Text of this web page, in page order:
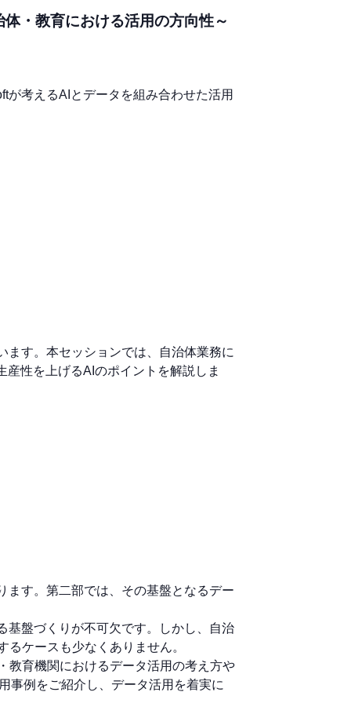
・教育における活用の方向性～
考えるAIとデータを組み合わせた活用
ます。本セッションでは、自治体業務に
性を上げるAIのポイントを解説しま
ます。第二部では、その基盤となるデー
基盤づくりが不可欠です。しかし、自治
ケースも少なくありません。
教育機関におけるデータ活用の考え方や
事例をご紹介し、データ活用を着実に